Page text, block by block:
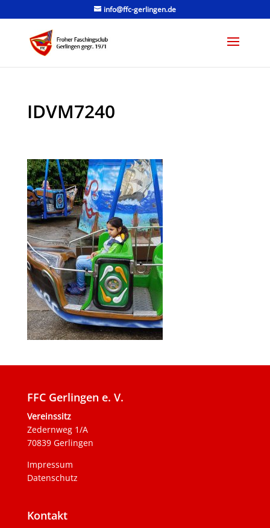
info@ffc-gerlingen.de
IDVM7240
FFC Gerlingen e. V.
Vereinssitz
Zedernweg 1/A
70839 Gerlingen
Impressum
Datenschutz
Kontakt